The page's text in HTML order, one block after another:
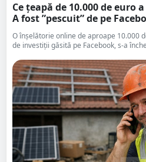
Ce țeapă de 10.000 de
A fost ”pescuit” de pe
O înșelătorie online de aproape 10.000
de investiții găsită pe Facebook, s-a